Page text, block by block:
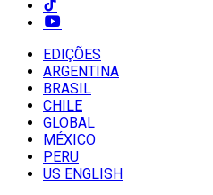
EDIÇÕES
ARGENTINA
BRASIL
CHILE
GLOBAL
MÉXICO
PERU
US ENGLISH